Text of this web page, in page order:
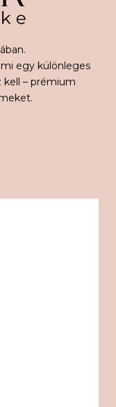
egy különleges
kell – prémium